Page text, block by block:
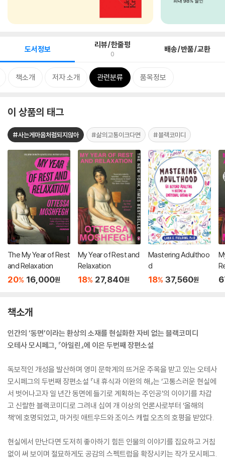
도서정보 리뷰/한줄평
0 배송/반품/교환
책소개 저자 소개 관련분류 품목정보
이 상품의 태그
#사는게마음처럼되지않아 #삶의고통이크다면 #블랙코미디
The My Year of Rest
and Relaxation
20% 16,000원
My Year of Rest and
Relaxation
18% 27,840원
Mastering Adulthoo
d
18% 37,560원
책소개
인간의 ‘동면’이라는 환상의 소재를 현실화한 자비 없는 블랙코미디
오테사 모시페그, 『아일린』에 이은 두번째 장편소설
독보적인 개성을 발산하며 영미 문학계의 뜨거운 주목을 받고 있는 오테사
모시페그의 두번째 장편소설 『내 휴식과 이완의 해』는 ‘고통스러운 현실에
서 벗어나고자 일 년간 동면에 들기로 계획하는 주인공’의 이야기를 차갑
고 신랄한 블랙코미디로 그려내 십여 개 이상의 언론사로부터 ‘올해의
책’에 호명되었고, 마거릿 애트우드와 조이스 캐럴 오츠의 호평을 받았다.
현실에서 만난다면 도저히 좋아하기 힘든 인물의 이야기를 집요하고 거침
없이 써 보이며 절묘하게도 공감의 스펙트럼을 확장시키는 작가 모시페그.